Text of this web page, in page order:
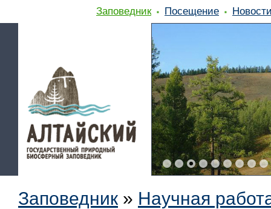
Заповедник Посещение
Заповедник » Научная